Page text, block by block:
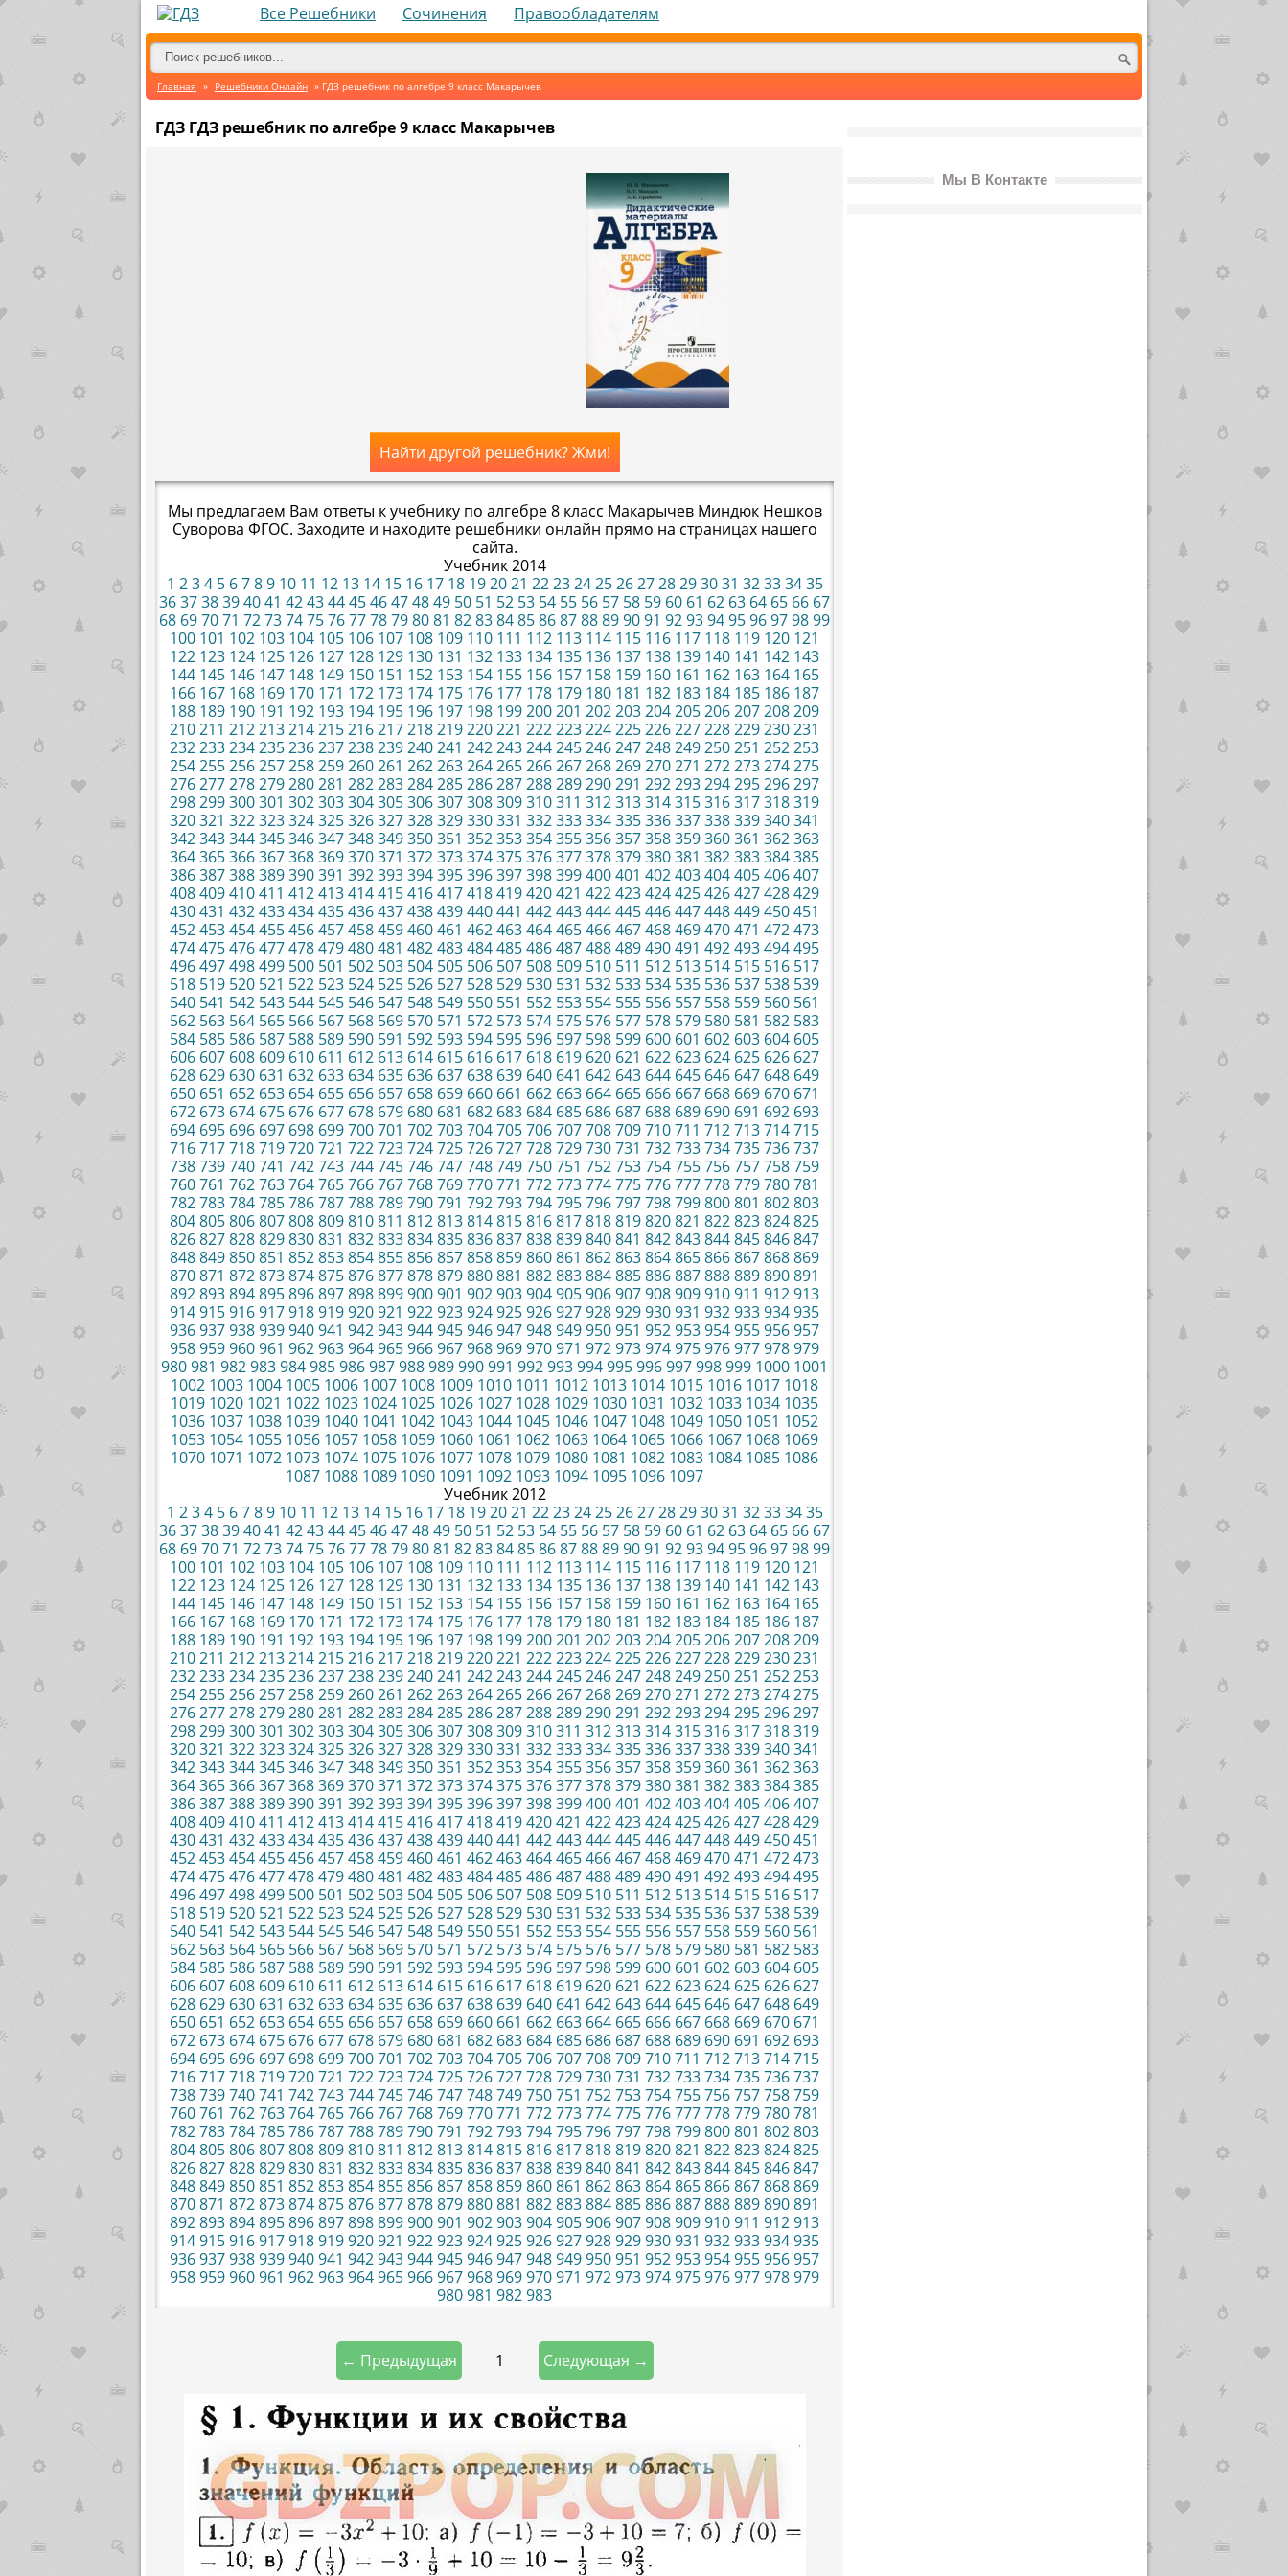
Все Решебники Сочинения Правообладателям
Главная » Решебники Онлайн » ГДЗ решебник по алгебре 9 класс Макарычев
ГДЗ ГДЗ решебник по алгебре 9 класс Макарычев
Найти другой решебник? Жми!
Мы предлагаем Вам ответы к учебнику по алгебре 8 класс Макарычев Миндюк Нешков
Суворова ФГОС. Заходите и находите решебники онлайн прямо на страницах нашего
сайта.
Учебник 2014
1 2345678 91011 12 13 14 15 16 17 18 19 20 21 22 23 24 25 26 27 28 29 30 31 32 33 34 35
363738394041 4243444546474849 50 51 52 53 54 55 56 57 58 59 60 61 62 63 64 65 66 67
68 697071 72737475767778798081 82838485868788899091 9293949596979899
100 101 102 103 104 105 106 107 108 109 110 111 112 113 114 115 116 117 118 119 120 121
122 123 124 125 126 127 128 129 130 131 132 133 134 135 136 137 138 139 140 141 142 143
144 145 146 147 148 149 150 151 152 153 154 155 156 157 158 159 160 161 162 163 164 165
166 167 168 169 170 171 172 173 174 175 176 177 178 179 180 181 182 183 184 185 186 187
188 189 190 191 192 193 194 195 196 197 198 199200201 202203204205206207208209
210211 212213214215216217218219220221 222223224225226227228229230231
232233234235236237238239240241 242243244245246247248249250251 252253
254255256257258259260261 262263264265266267268269270271 272273274275
276277278279280281 282283284285286287288289290291 292293294295296297
298299300301 302303304305306307308309310311 312313314315316317318319
320321 322323324325326327328329330331 332333334335336337338339340341
342343344345346347348349350351 352353354355356357358359360361 362363
364365366367368369370371 372373374375376377378379380381 382383384385
386387388389390391 392393394395396397398399400401 402403404405406407
408409410411 412413414415416417418419420421 422423424425426427428429
430431 432433434435436437438439440441 442443444445446447448449450451
452453454455456457458459460461 462463464465466467468469470471 472473
474475476477478479480481 482483484485486487488489490491 492493494495
496497498499 500 501 502 503 504 505 506 507 508 509 510 511 512 513 514 515 516 517
518 519 520 521 522 523 524 525 526 527 528 529 530 531 532 533 534 535 536 537 538 539
540 541 542 543 544 545 546 547 548 549 550 551 552 553 554 555 556 557 558 559 560 561
562 563 564 565 566 567 568 569 570 571 572 573 574 575 576 577 578 579 580 581 582 583
584 585 586 587 588 589 590 591 592 593 594 595 596 597 598 599 600 601 602 603 604 605
606 607 608 609 610 611 612 613 614 615 616 617 618 619 620 621 622 623 624 625 626 627
628 629 630 631 632 633 634 635 636 637 638 639 640 641 642 643 644 645 646 647 648 649
650 651 652 653 654 655 656 657 658 659 660 661 662 663 664 665 666 667 668 669 670 671
672 673 674 675 676 677 678 679 680 681 682 683 684 685 686 687 688 689 690 691 692 693
694 695 696 697 698 699700701 702703704705706707708709710711 712713714715
716717718719720721 722723724725726727728729730731 732733734735736737
738739740741 742743744745746747748749750751 752753754755756757758759
760761 762763764765766767768769770771 772773774775776777778779780781
782783784785786787788789790791 792793794795796797798799800801 802803
804805806807808809810811 812813814815816817818819820821 822823824825
826827828829830831 832833834835836837838839840841 842843844845846847
848849850851 852853854855856857858859860861 862863864865866867868869
870871 872873874875876877878879880881 882883884885886887888889890891
892893894895896897898899900901 902903904905906907908909910911 912913
914915916917918919920921 922923924925926927928929930931 932933934935
936937938939940941 942943944945946947948949950951 952953954955956957
958959960961 962963964965966967968969970971 972973974975976977978979
980981 982983984985986987988989990991 992993994995996997998999 1000 1001
1002 1003 1004 1005 1006 1007 1008 1009 1010 1011 1012 1013 1014 1015 1016 1017 1018
1019 1020 1021 1022 1023 1024 1025 1026 1027 1028 1029 1030 1031 1032 1033 1034 1035
1036 1037 1038 1039 1040 1041 1042 1043 1044 1045 1046 1047 1048 1049 1050 1051 1052
1053 1054 1055 1056 1057 1058 1059 1060 1061 1062 1063 1064 1065 1066 1067 1068 1069
1070 1071 1072 1073 1074 1075 1076 1077 1078 1079 1080 1081 1082 1083 1084 1085 1086
1087 1088 1089 1090 1091 1092 1093 1094 1095 1096 1097
Учебник 2012
1 2 3 4 5 6 7 8 9 10 11 12 13 14 15 16 17 18 19 20 21 22 23 24 25 26 27 28 29 30 31 32 33 34 35
363738394041 4243444546474849 50 51 52 53 54 55 56 57 58 59 60 61 62 63 64 65 66 67
68 697071 72737475767778798081 82838485868788899091 9293949596979899
100 101 102 103 104 105 106 107 108 109 110 111 112 113 114 115 116 117 118 119 120 121
122 123 124 125 126 127 128 129 130 131 132 133 134 135 136 137 138 139 140 141 142 143
144 145 146 147 148 149 150 151 152 153 154 155 156 157 158 159 160 161 162 163 164 165
166 167 168 169 170 171 172 173 174 175 176 177 178 179 180 181 182 183 184 185 186 187
188 189 190 191 192 193 194 195 196 197 198 199200201 202203204205206207208209
210211 212213214215216217218219220221 222223224225226227228229230231
232233234235236237238239240241 242243244245246247248249250251 252253
254255256257258259260261 262263264265266267268269270271 272273274275
276277278279280281 282283284285286287288289290291 292293294295296297
298299300301 302303304305306307308309310311 312313314315316317318319
320321 322323324325326327328329330331 332333334335336337338339340341
342343344345346347348349350351 352353354355356357358359360361 362363
364365366367368369370371 372373374375376377378379380381 382383384385
386387388389390391 392393394395396397398399400401 402403404405406407
408409410411 412413414415416417418419420421 422423424425426427428429
430431 432433434435436437438439440441 442443444445446447448449450451
452453454455456457458459460461 462463464465466467468469470471 472473
474475476477478479480481 482483484485486487488489490491 492493494495
496497498499 500 501 502 503 504 505 506 507 508 509 510 511 512 513 514 515 516 517
518 519 520 521 522 523 524 525 526 527 528 529 530 531 532 533 534 535 536 537 538 539
540 541 542 543 544 545 546 547 548 549 550 551 552 553 554 555 556 557 558 559 560 561
562 563 564 565 566 567 568 569 570 571 572 573 574 575 576 577 578 579 580 581 582 583
584 585 586 587 588 589 590 591 592 593 594 595 596 597 598 599 600 601 602 603 604 605
606 607 608 609 610 611 612 613 614 615 616 617 618 619 620 621 622 623 624 625 626 627
628 629 630 631 632 633 634 635 636 637 638 639 640 641 642 643 644 645 646 647 648 649
650 651 652 653 654 655 656 657 658 659 660 661 662 663 664 665 666 667 668 669 670 671
672 673 674 675 676 677 678 679 680 681 682 683 684 685 686 687 688 689 690 691 692 693
694 695 696 697 698 699700701 702703704705706707708709710711 712713714715
716717718719720721 722723724725726727728729730731 732733734735736737
738739740741 742743744745746747748749750751 752753754755756757758759
760761 762763764765766767768769770771 772773774775776777778779780781
782783784785786787788789790791 792793794795796797798799800801 802803
804805806807808809810811 812813814815816817818819820821 822823824825
826827828829830831 832833834835836837838839840841 842843844845846847
848849850851 852853854855856857858859860861 862863864865866867868869
870871 872873874875876877878879880881 882883884885886887888889890891
892893894895896897898899900901 902903904905906907908909910911 912913
914915916917918919920921 922923924925926927928929930931 932933934935
936937938939940941 942943944945946947948949950951 952953954955956957
958959960961 962963964965966967968969970971 972973974975976977978979
980981 982983
← Предыдущая 1 Следующая →
Мы В Контакте